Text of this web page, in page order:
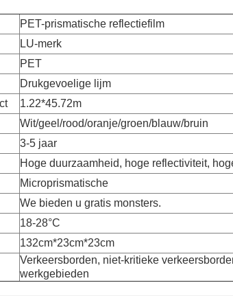
PET-prismatische reflectiefilm
LU-merk
PET
Drukgevoelige lijm
1.22*45.72m
Wit/geel/rood/oranje/groen/blauw/bruin
3-5 jaar
Hoge duurzaamheid, hoge reflectiviteit,
Microprismatische
We bieden u gratis monsters.
18-28°C
132cm*23cm*23cm
Verkeersborden, niet-kritieke
werkgebieden